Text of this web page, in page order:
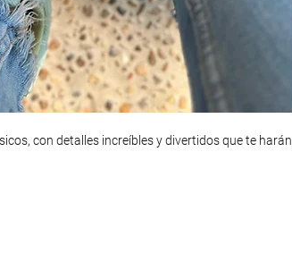
con detalles increíbles y divertidos que te harán